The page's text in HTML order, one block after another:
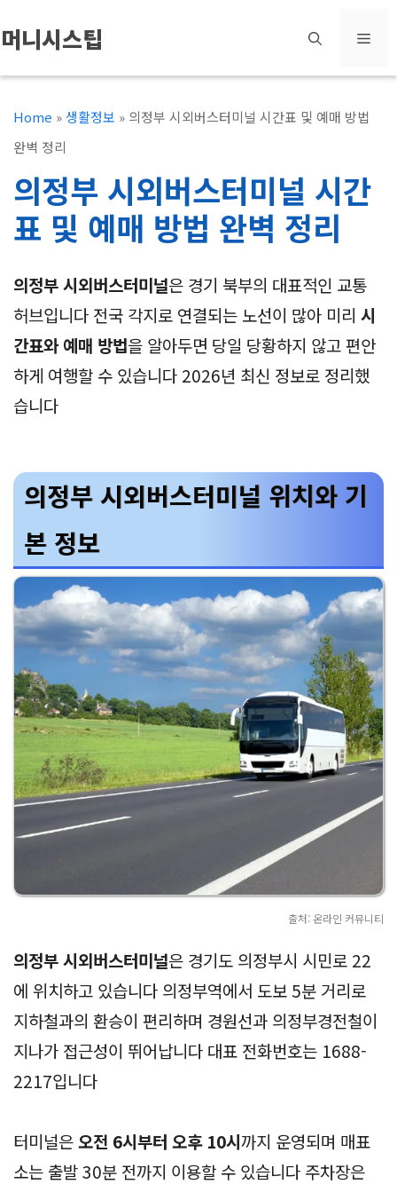
텐
츠
머니시스팁 메
Home »생활정보 » 의정부 시외버스터미널 시간표 및 예매 방법
완벽 정리
의정부 시외버스터미널 시간
표 및 예매 방법 완벽 정리
의정부 시외버스터미널은 경기 북부의 대표적인 교통
허브입니다 전국 각지로 연결되는 노선이 많아 미리 시
간표와 예매 방법을 알아두면 당일 당황하지 않고 편안
하게 여행할 수 있습니다 2026년 최신 정보로 정리했
습니다
의정부 시외버스터미널 위치와 기
본 정보
출처: 온라인 커뮤니티
의정부 시외버스터미널은 경기도 의정부시 시민로 22
에 위치하고 있습니다 의정부역에서 도보 5분 거리로
지하철과의 환승이 편리하며 경원선과 의정부경전철이
지나가 접근성이 뛰어납니다 대표 전화번호는 1688-
2217입니다
터미널은오전 6시부터 오후 10시까지 운영되며 매표
소는 출발 30분 전까지 이용할 수 있습니다 주차장은